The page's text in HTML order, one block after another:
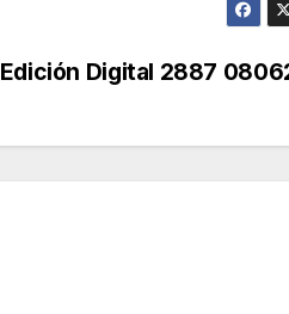
Edición Digital 2887